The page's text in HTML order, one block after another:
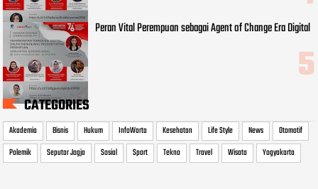
Peran Vital Perempuan sebagai Agent of Change Era Digital
CATEGORIES
Akademia Bisnis Hukum InfoWarta Kesehatan Life Style News
Otomotif
Polemik
Seputar Jogja Sosial Sport Tekno Travel Wisata Yogyakarta